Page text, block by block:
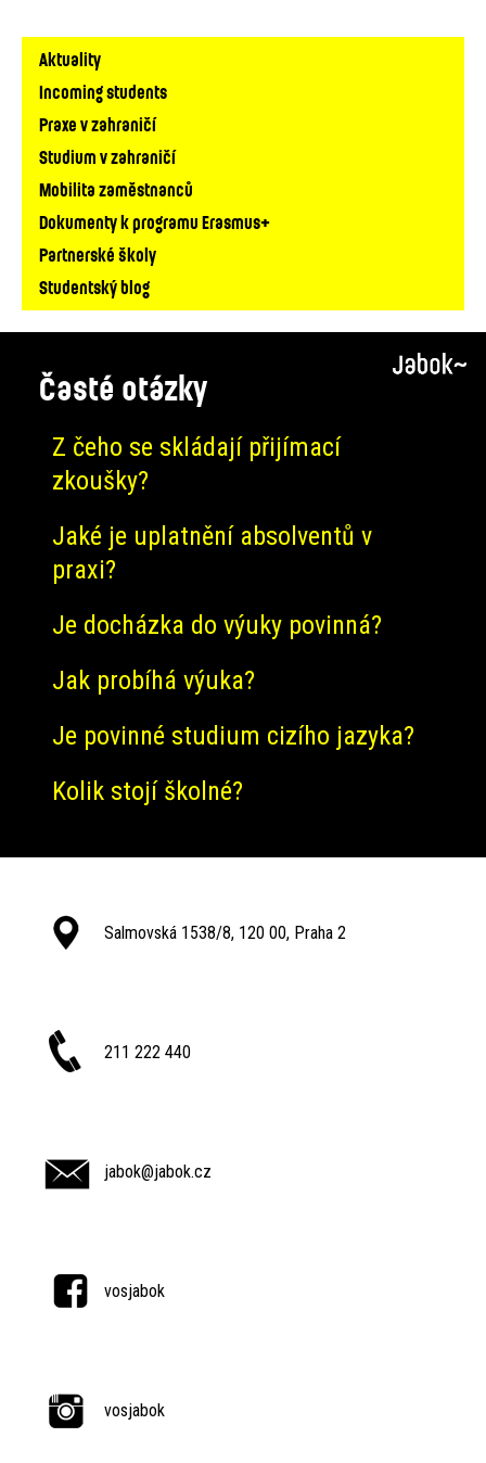
Hlavní
navigace
Aktuality
Incoming students
Praxe v zahraničí
Studium v zahraničí
Mobilita zaměstnanců
Dokumenty k programu Erasmus+
Partnerské školy
Studentský blog
Časté otázky
Z čeho se skládají přijímací
zkoušky?
Jaké je uplatnění absolventů v
praxi?
Je docházka do výuky povinná?
Jak probíhá výuka?
Je povinné studium cizího jazyka?
Kolik stojí školné?
Salmovská 1538/8, 120 00, Praha 2
211 222 440
jabok@jabok.cz
vosjabok
vosjabok